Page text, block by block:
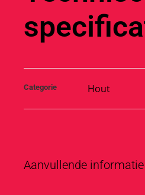
Categorie Hout
Aanvullende informatie